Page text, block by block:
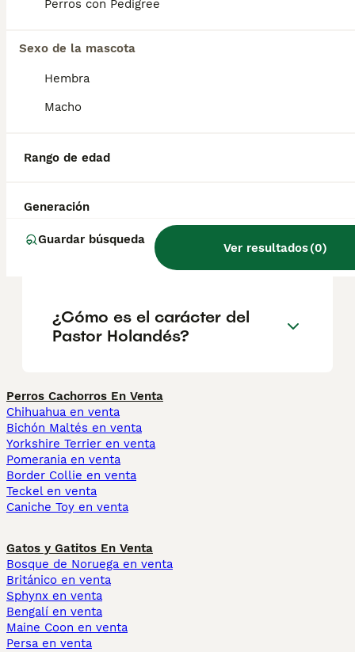
Perros con Pedigree
Sexo de la mascota
Hembra
Macho
Rango de edad
Generación
Guardar búsqueda
Ver resultados(0)
ideal para una familia activa que esté
¿Cómo saber si mi perro es
¿Cómo es el Pastor Holandés
¿Cuánto cuesta un cachorro
de Pastor Holandés?
¿Cómo es el carácter del
Pastor Holandés?
Perros Cachorros En Venta
Chihuahua en venta
Bichón Maltés en venta
Yorkshire Terrier en venta
Pomerania en venta
Border Collie en venta
Teckel en venta
Caniche Toy en venta
Gatos y Gatitos En Venta
Bosque de Noruega en venta
Británico en venta
Sphynx en venta
Bengalí en venta
Maine Coon en venta
Persa en venta